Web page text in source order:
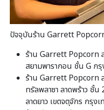
ปัจจุบันร้าน Garrett
ร้าน Garrett Popcorn
สยามพารากอน ชั้น G ก
ร้าน Garrett Popcorn
ทรัลพลาซา ลาดพร้าว ชั้
ลาดยาว เขตจตุจักร กรุง